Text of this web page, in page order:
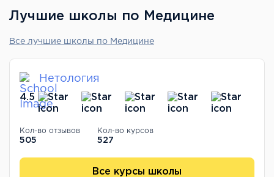
Лучшие школы по Медицине
Все лучшие школы по Медицине
Нетология
4.5
Кол-во отзывов
505
Кол-во курсов
527
Все курсы школы